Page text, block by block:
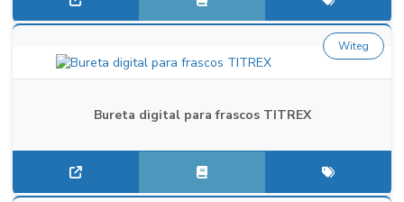
Bureta digital para frascos TITREX
Witeg